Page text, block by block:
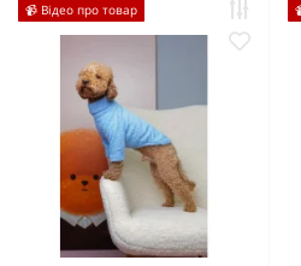
📹 Відео про товар